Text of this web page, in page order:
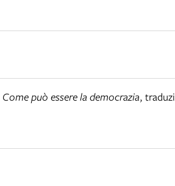
Come può essere la democrazia,